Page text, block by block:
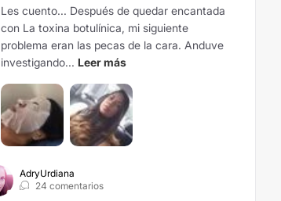
Les cuento... Después de quedar encantada
con La toxina botulínica, mi siguiente
problema eran las pecas de la cara. Anduve
investigando... Leer más
AdryUrdiana
24 comentarios